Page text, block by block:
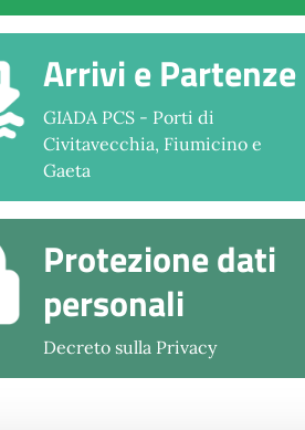
Arrivi e Partenze
GIADA PCS - Porti di
Civitavecchia, Fiumicino e
Gaeta
Protezione dati
personali
Decreto sulla Privacy